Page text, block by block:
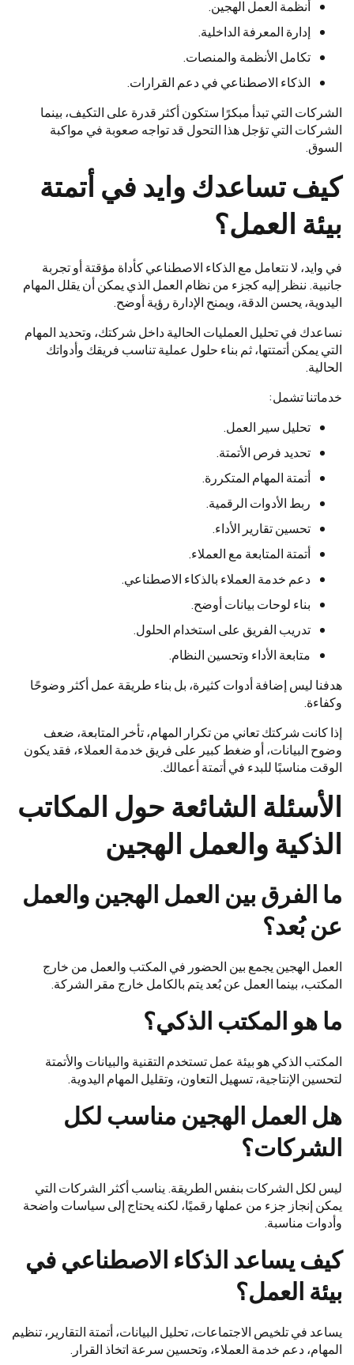
أنظمة العمل الهجين.
إدارة المعرفة الداخلية.
تكامل الأنظمة والمنصات.
الذكاء الاصطناعي في دعم القرارات.
الشركات التي تبدأ مبكرًا ستكون أكثر قدرة على التكيف، بينما
الشركات التي تؤجل هذا التحول قد تواجه صعوبة في مواكبة
السوق.
كيف تساعدك وايد في أتمتة
بيئة العمل؟
في وايد، لا نتعامل مع الذكاء الاصطناعي كأداة مؤقتة أو تجربة
جانبية. ننظر إليه كجزء من نظام العمل الذي يمكن أن يقلل المهام
اليدوية، يحسن الدقة، ويمنح الإدارة رؤية أوضح.
نساعدك في تحليل العمليات الحالية داخل شركتك، وتحديد المهام
التي يمكن أتمتتها، ثم بناء حلول عملية تناسب فريقك وأدواتك
الحالية.
خدماتنا تشمل:
تحليل سير العمل.
تحديد فرص الأتمتة.
أتمتة المهام المتكررة.
ربط الأدوات الرقمية.
تحسين تقارير الأداء.
أتمتة المتابعة مع العملاء.
دعم خدمة العملاء بالذكاء الاصطناعي.
بناء لوحات بيانات أوضح.
تدريب الفريق على استخدام الحلول.
متابعة الأداء وتحسين النظام.
هدفنا ليس إضافة أدوات كثيرة، بل بناء طريقة عمل أكثر وضوحًا
وكفاءة.
إذا كانت شركتك تعاني من تكرار المهام، تأخر المتابعة، ضعف
وضوح البيانات، أو ضغط كبير على فريق خدمة العملاء، فقد يكون
الوقت مناسبًا للبدء في أتمتة أعمالك.
الأسئلة الشائعة حول المكاتب
الذكية والعمل الهجين
ما الفرق بين العمل الهجين والعمل
عن بُعد؟
العمل الهجين يجمع بين الحضور في المكتب والعمل من خارج
المكتب، بينما العمل عن بُعد يتم بالكامل خارج مقر الشركة.
ما هو المكتب الذكي؟
المكتب الذكي هو بيئة عمل تستخدم التقنية والبيانات والأتمتة
لتحسين الإنتاجية، تسهيل التعاون، وتقليل المهام اليدوية.
هل العمل الهجين مناسب لكل
الشركات؟
ليس لكل الشركات بنفس الطريقة. يناسب أكثر الشركات التي
يمكن إنجاز جزء من عملها رقميًا، لكنه يحتاج إلى سياسات واضحة
وأدوات مناسبة.
كيف يساعد الذكاء الاصطناعي في
بيئة العمل؟
يساعد في تلخيص الاجتماعات، تحليل البيانات، أتمتة التقارير، تنظيم
المهام، دعم خدمة العملاء، وتحسين سرعة اتخاذ القرار.